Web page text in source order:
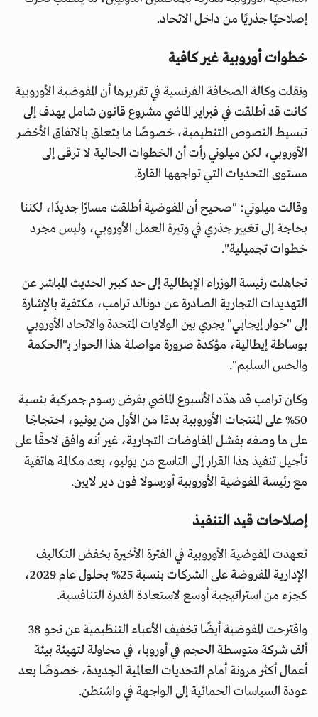
إصلاحيًا جذريًا من داخل الاتحاد.
خطوات أوروبية غير كافية
ونقلت وكالة الصحافة الفرنسية في تقريرها أن المفوضية الأوروبية
كانت قد أطلقت في فبراير الماضي مشروع قانون شامل يهدف إلى
تبسيط النصوص التنظيمية، خصوصًا ما يتعلق بالاتفاق الأخضر
الأوروبي، لكن ميلوني رأت أن الخطوات الحالية لا ترقى إلى
مستوى التحديات التي تواجهها القارة.
وقالت ميلوني: "صحيح أن المفوضية أطلقت مسارًا جديدًا، لكننا
بحاجة إلى تغيير جذري في وتيرة العمل الأوروبي، وليس مجرد
خطوات تجميلية".
تجاهلت رئيسة الوزراء الإيطالية إلى حد كبير الحديث المباشر عن
التهديدات التجارية الصادرة عن دونالد ترامب، مكتفية بالإشارة
إلى "حوار إيجابي" يجري بين الولايات المتحدة والاتحاد الأوروبي
بوساطة إيطالية، مؤكدة ضرورة مواصلة هذا الحوار بـ"الحكمة
والحس السليم".
وكان ترامب قد هدّد الأسبوع الماضي بفرض رسوم جمركية بنسبة
50% على المنتجات الأوروبية بدءًا من الأول من يونيو، احتجاجًا
على ما وصفه بفشل المفاوضات التجارية، غير أنه وافق لاحقًا على
تأجيل تنفيذ هذا القرار إلى التاسع من يوليو، بعد مكالمة هاتفية
مع رئيسة المفوضية الأوروبية أورسولا فون دير لايين.
إصلاحات قيد التنفيذ
تعهدت المفوضية الأوروبية في الفترة الأخيرة بخفض التكاليف
الإدارية المفروضة على الشركات بنسبة 25% بحلول عام 2029،
كجزء من استراتيجية أوسع لاستعادة القدرة التنافسية.
واقترحت المفوضية أيضًا تخفيف الأعباء التنظيمية عن نحو 38
ألف شركة متوسطة الحجم في أوروبا، في محاولة لتهيئة بيئة
أعمال أكثر مرونة أمام التحديات العالمية الجديدة، خصوصًا بعد
عودة السياسات الحمائية إلى الواجهة في واشنطن.